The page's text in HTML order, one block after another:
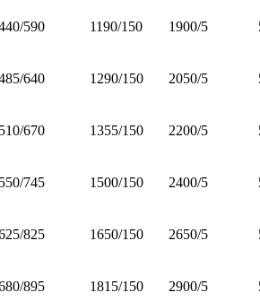
590 1190/150 1900/5
640 1290/150 2050/5
510/670 1355/150 2200/5
550/745 1500/150 2400/5
825 1650/150 2650/5
895 1815/150 2900/5